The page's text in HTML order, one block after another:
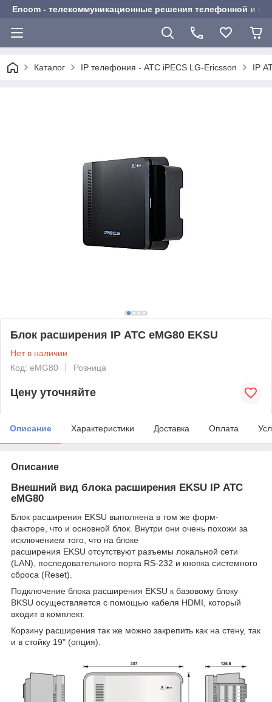
Encom - телекоммуникационные решения телефонной и
Каталог IP телефония - АТС iPECS LG-Ericsson IP
Блок расширения IP АТС eMG80 EKSU
Нет в наличии
Код: eMG80
Розница
Цену уточняйте
Описание Характеристики Доставка Оплата
Описание
Внешний вид блока расширения EKSU IP АТС
eMG80
Блок расширения EKSU выполнена в том же форм-
факторе, что и основной блок. Внутри они очень похожи за
исключением того, что на блоке
расширения EKSU отсутствуют разъемы локальной сети
(LAN), последовательного порта RS-232 и кнопка системного
сброса (Reset).
Подключение блока расширения EKSU к базовому блоку
BKSU осуществляется с помощью кабеля HDMI, который
входит в комплект.
Корзину расширения так же можно закрепить как на стену, так
и в стойку 19" (опция).